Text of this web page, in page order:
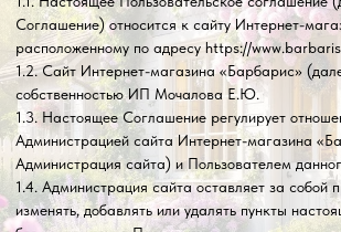
1.3. Настоящее Соглашение регулирует отношения между
Администрацией сайта Интернет-магазина «Барбарис» (далее –
Администрация сайта) и Пользователем данного Сайта.
1.4. Администрация сайта оставляет за собой право в любое время
изменять, добавлять или удалять пункты настоящего Соглашения
без уведомления Пользователя.
1.5. Продолжение использования Сайта Пользователем означает
принятие Соглашения и изменений, внесенных в настоящее
Соглашение.
1.6. Пользователь несет персональную ответственность за проверку
настоящего Соглашения на наличие изменений в нем.
2. ОПРЕДЕЛЕНИЯ ТЕРМИНОВ
2.1. Перечисленные ниже термины имеют для целей настоящего
Соглашения следующее значение: